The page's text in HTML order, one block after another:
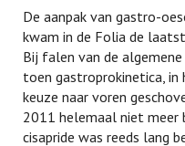
De aanpak van gastro-
kwam in de Folia de
Bij falen van de
toen gastroprokinetica, in
keuze naar voren
2011 helemaal niet meer
cisapride was reeds lang